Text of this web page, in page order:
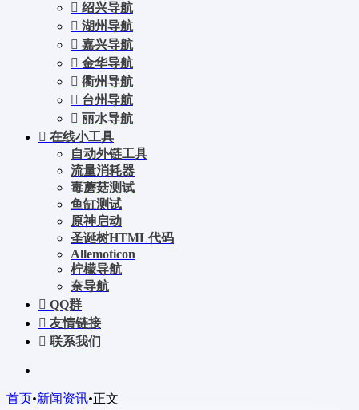
绍兴导航
湖州导航
嘉兴导航
金华导航
衢州导航
台州导航
丽水导航
在线小工具
自动外链工具
流量消耗器
毒蘑菇测试
鱼缸测试
原神启动
圣诞树HTML代码
Allemoticon
柠檬导航
奈导航
QQ群
友情链接
联系我们
首页•新闻资讯•正文